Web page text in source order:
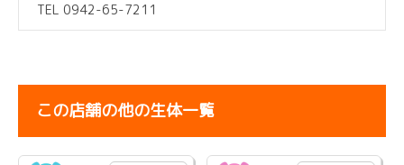
TEL 0942-65-7211
この店舗の他の生体一覧